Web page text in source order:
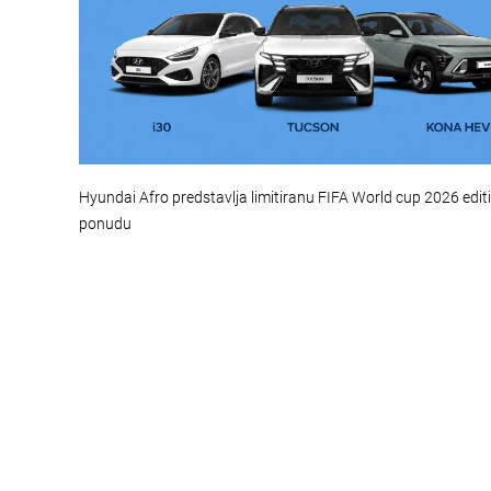
Hyundai Afro predstavlja limitiranu FIFA World cup 2026
ponudu